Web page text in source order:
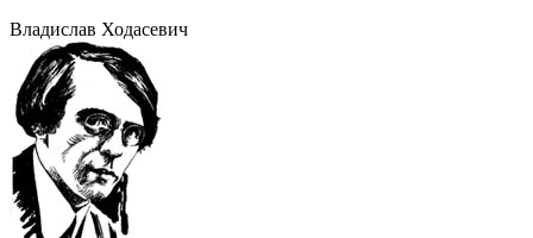
Владислав Ходасевич